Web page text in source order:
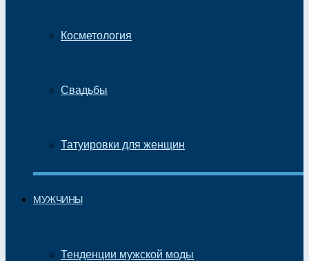
Косметология
Свадьбы
Татуировки для женщин
МУЖЧИНЫ
Тенденции мужской моды